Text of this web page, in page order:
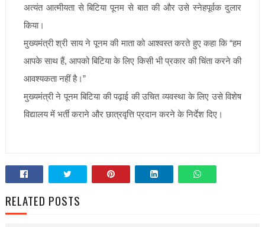
अत्यंत आत्मीयता से बिटिया पूनम से बात की और उसे स्नेहपूर्वक दुलार
किया।
मुख्यमंत्री श्री साय ने पूनम की माता को आश्वस्त करते हुए कहा कि “हम
आपके साथ हैं, आपको बिटिया के लिए किसी भी प्रकार की चिंता करने की
आवश्यकता नहीं है।”
मुख्यमंत्री ने पूनम बिटिया की पढ़ाई की उचित व्यवस्था के लिए उसे विशेष
विद्यालय में भर्ती कराने और छात्रवृत्ति प्रदान करने के निर्देश दिए।
RELATED POSTS